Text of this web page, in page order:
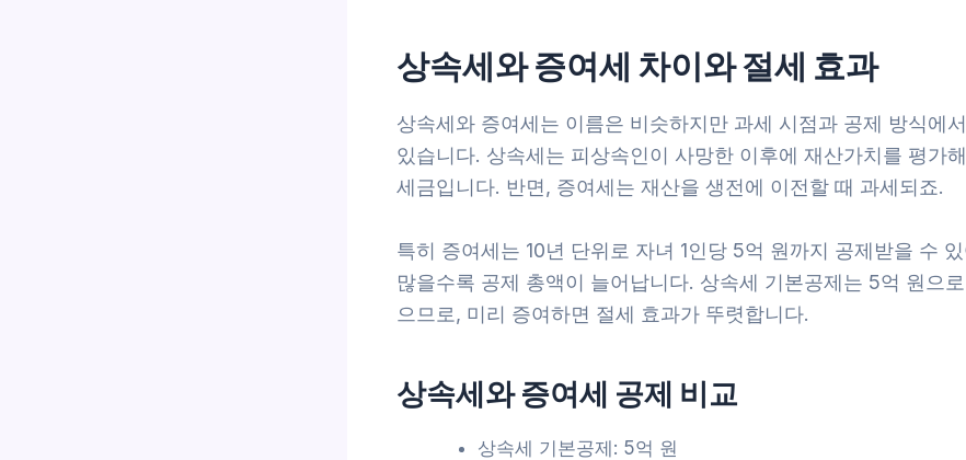
상속세와 증여세 차이와 절세 효과
상속세와 증여세는 이름은 비슷하지만 과세 시점과 공제 방식에
있습니다. 상속세는 피상속인이 사망한 이후에 재산가치를 평가
세금입니다. 반면, 증여세는 재산을 생전에 이전할 때 과세되죠.
특히 증여세는 10년 단위로 자녀 1인당 5억 원까지 공제받을 수
많을수록 공제 총액이 늘어납니다. 상속세 기본공제는 5억 원으
으므로, 미리 증여하면 절세 효과가 뚜렷합니다.
상속세와 증여세 공제 비교
상속세 기본공제: 5억 원